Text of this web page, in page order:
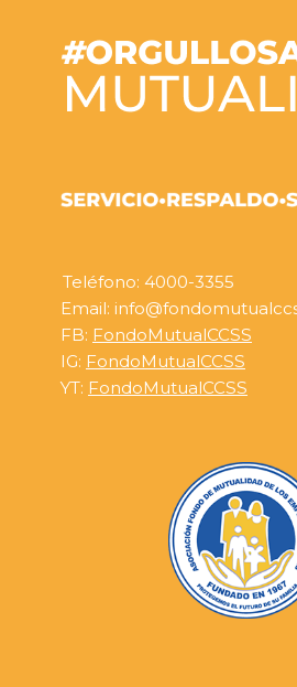
Teléfono: 4000-3355
Email:
FB: FondoMutualCCSS
IG: FondoMutualCCSS
YT: FondoMutualCCSS